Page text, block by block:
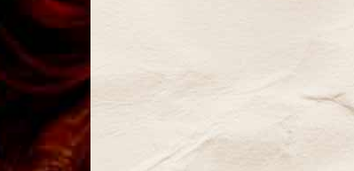
Périchole
Les
Brigands
La Grande-
Duchesse
de